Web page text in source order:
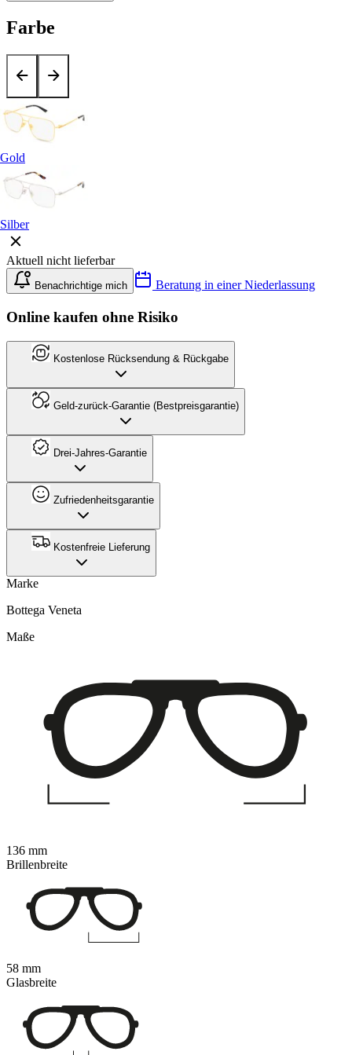
Farbe
Gold
Silber
Aktuell nicht lieferbar
Benachrichtige mich Beratung in einer Niederlassung
Online kaufen ohne Risiko
Kostenlose Rücksendung & Rückgabe
Geld-zurück-Garantie (Bestpreisgarantie)
Drei-Jahres-Garantie
Zufriedenheitsgarantie
Kostenfreie Lieferung
Marke
Bottega Veneta
Maße
136 mm
Brillenbreite
58 mm
Glasbreite